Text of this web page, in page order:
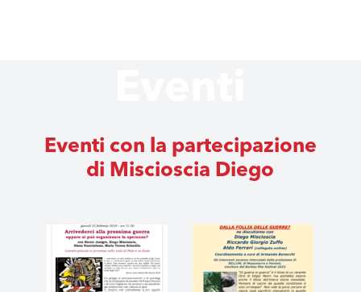
Eventi con la partecipazione
di Miscioscia Diego